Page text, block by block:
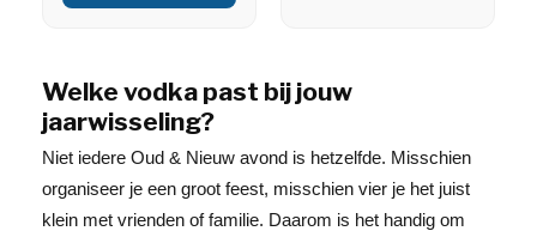
Welke vodka past bij jouw
jaarwisseling?
Niet iedere Oud & Nieuw avond is hetzelfde. Misschien
organiseer je een groot feest, misschien vier je het juist
klein met vrienden of familie. Daarom is het handig om